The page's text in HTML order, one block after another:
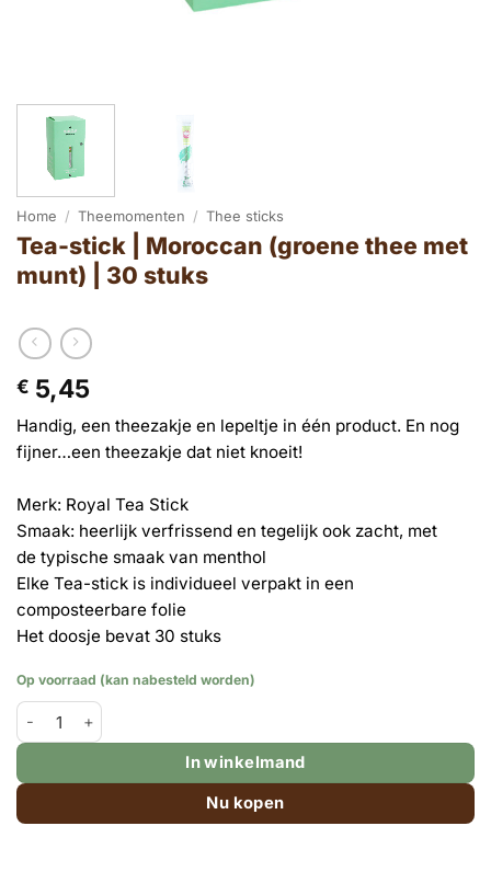
Home / Theemomenten / Thee sticks
Tea-stick | Moroccan (groene thee met
munt) | 30 stuks
€ 5,45
Handig, een theezakje en lepeltje in één product. En nog
fijner…een theezakje dat niet knoeit!
Merk: Royal Tea Stick
Smaak: heerlijk verfrissend en tegelijk ook zacht, met
de typische smaak van menthol
Elke Tea-stick is individueel verpakt in een
composteerbare folie
Het doosje bevat 30 stuks
Op voorraad (kan nabesteld worden)
Tea-stick | Moroccan (groene thee met munt) | 30 stuks aantal
In winkelmand
Nu kopen